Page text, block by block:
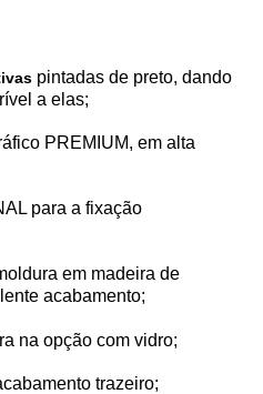
pintadas de preto, dando
a elas;
PREMIUM, em alta
para a fixação
em madeira de
acabamento;
na opção com vidro;
trazeiro;